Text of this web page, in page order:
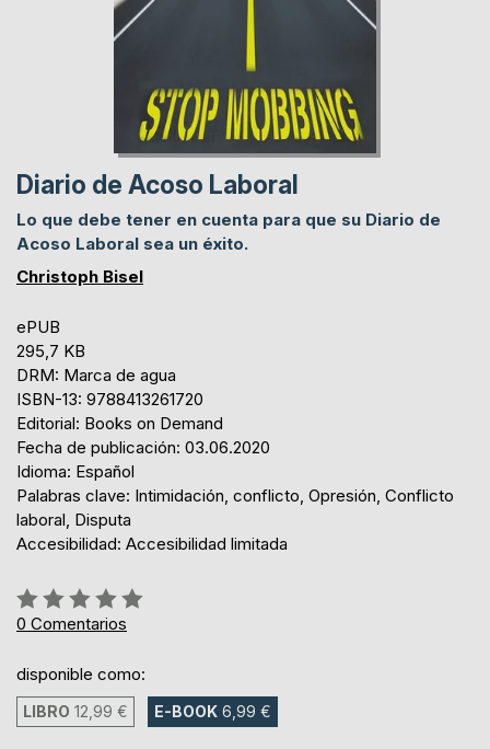
Diario de Acoso Laboral
Lo que debe tener en cuenta para que su Diario de
Acoso Laboral sea un éxito.
Christoph Bisel
ePUB
295,7 KB
DRM: Marca de agua
ISBN-13: 9788413261720
Editorial: Books on Demand
Fecha de publicación: 03.06.2020
Idioma: Español
Palabras clave: Intimidación, conflicto, Opresión, Conflicto
laboral, Disputa
Accesibilidad: Accesibilidad limitada
Rating:
0%
0 Comentarios
disponible como:
LIBRO 12,99 € E-BOOK 6,99 €